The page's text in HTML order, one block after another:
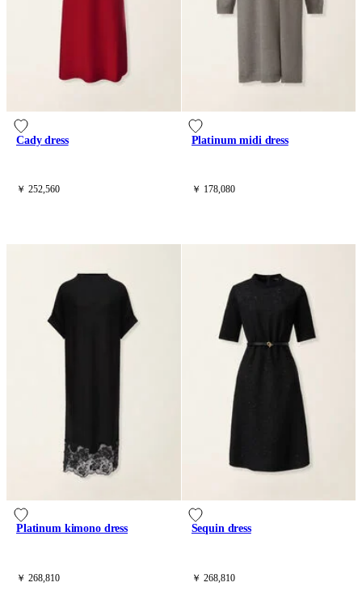
Cady dress
￥ 252,560
Platinum midi dress
￥ 178,080
Platinum kimono dress
￥ 268,810
Sequin dress
￥ 268,810